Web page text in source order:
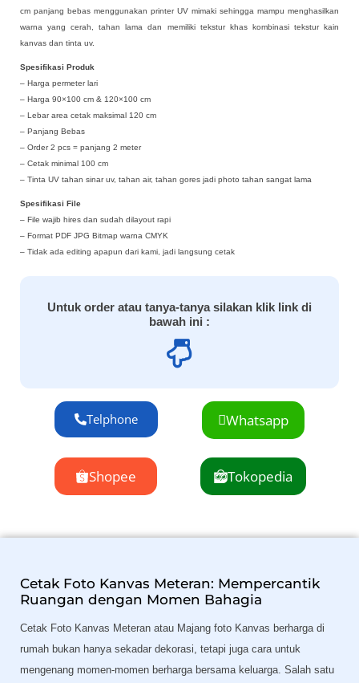
cm panjang bebas menggunakan printer UV mimaki sehingga mampu menghasilkan
warna yang cerah, tahan lama dan memiliki tekstur khas kombinasi tekstur kain
kanvas dan tinta uv.
Spesifikasi Produk
– Harga permeter lari
– Harga 90×100 cm & 120×100 cm
– Lebar area cetak maksimal 120 cm
– Panjang Bebas
– Order 2 pcs = panjang 2 meter
– Cetak minimal 100 cm
– Tinta UV tahan sinar uv, tahan air, tahan gores jadi photo tahan sangat lama
Spesifikasi File
– File wajib hires dan sudah dilayout rapi
– Format PDF JPG Bitmap warna CMYK
– Tidak ada editing apapun dari kami, jadi langsung cetak
Untuk order atau tanya-tanya silakan klik link di
bawah ini :
Telphone Whatsapp
Shopee Tokopedia
Cetak Foto Kanvas Meteran: Mempercantik
Ruangan dengan Momen Bahagia
Cetak Foto Kanvas Meteran atau Majang foto Kanvas berharga di
rumah bukan hanya sekadar dekorasi, tetapi juga cara untuk
mengenang momen-momen berharga bersama keluarga. Salah satu